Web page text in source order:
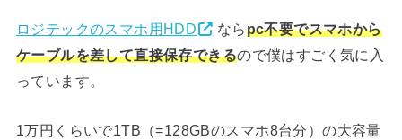
ロジテックのスマホ用HDD ならpc不要でスマホから
ケーブルを差して直接保存できるので僕はすごく気に入
っています。
1万円くらいで1TB（=128GBのスマホ8台分）の大容量